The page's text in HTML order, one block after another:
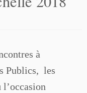
à
Publics, les